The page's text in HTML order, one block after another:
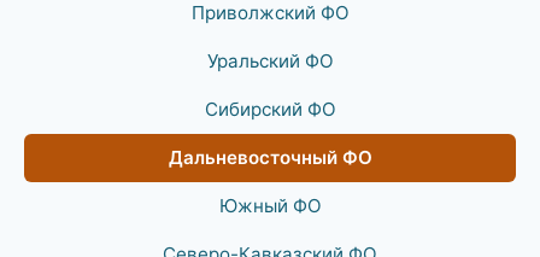
Приволжский ФО
Уральский ФО
Сибирский ФО
Дальневосточный ФО
Южный ФО